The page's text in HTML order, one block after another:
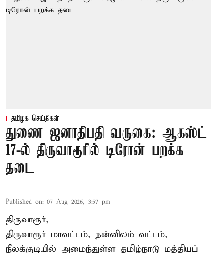
தமிழக செய்திகள்
துணை ஜனாதிபதி வருகை: ஆகஸ்ட்
17-ல் திருவாரூரில் டிரோன் பறக்க
தடை
Published on: 07 Aug 2026, 3:57 pm
திருவாரூர்,
திருவாரூர் மாவட்டம், நன்னிலம் வட்டம்,
நீலக்குடியில் அமைந்துள்ள தமிழ்நாடு மத்தியப்